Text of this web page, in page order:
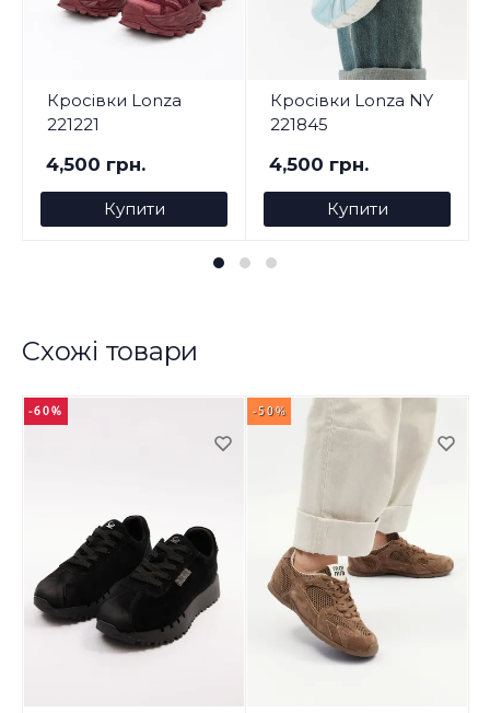
Кросівки Lonza
221221
4,500 грн.
Купити
Кросівки Lonza NY
221845
4,500 грн.
Купити
Схожі товари
-60% -50%